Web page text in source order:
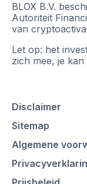
BLOX B.V.
Autoriteit
van
Let op: het
zich mee, je
Disclaimer
Sitemap
Algemene